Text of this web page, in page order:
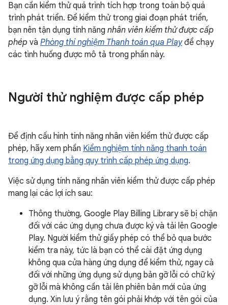
Bạn cần kiểm thử quá trình tích hợp trong toàn bộ quá
trình phát triển. Để kiểm thử trong giai đoạn phát triển,
bạn nên tận dụng tính năng nhân viên kiểm thử được cấp
phép và Phòng thí nghiệm Thanh toán qua Playđể chạy
các tình huống được mô tả trong phần này.
Người thử nghiệm được cấp phép
Để định cấu hình tính năng nhân viên kiểm thử được cấp
phép, hãy xem phần Kiểm nghiệm tính năng thanh toán
trong ứng dụng bằng quy trình cấp phép ứng dụng.
Việc sử dụng tính năng nhân viên kiểm thử được cấp phép
mang lại các lợi ích sau:
Thông thường, Google Play Billing Library sẽ bị chặn
đối với các ứng dụng chưa được ký và tải lên Google
Play. Người kiểm thử giấy phép có thể bỏ qua bước
kiểm tra này, tức là bạn có thể cài đặt ứng dụng
không qua cửa hàng ứng dụng để kiểm thử, ngay cả
đối với những ứng dụng sử dụng bản gỡ lỗi có chữ ký
gỡ lỗi mà không cần tải lên phiên bản mới của ứng
dụng. Xin lưu ý rằng tên gói phải khớp với tên gói của